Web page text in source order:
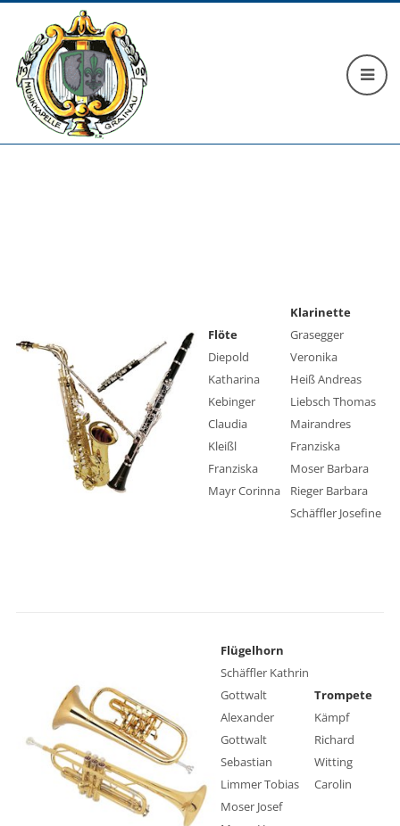
Flöte
Diepold
Katharina
Kebinger
Claudia
Kleißl
Franziska
Mayr Corinna
Klarinette
Grasegger
Veronika
Heiß Andreas
Liebsch Thomas
Mairandres
Franziska
Moser Barbara
Rieger Barbara
Schäffler Josefine
Flügelhorn
Schäffler Kathrin
Gottwalt
Alexander
Gottwalt
Sebastian
Limmer Tobias
Moser Josef
Trompete
Kämpf
Richard
Witting
Carolin